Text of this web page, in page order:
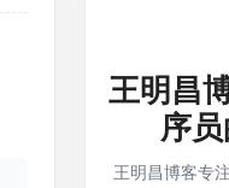
王明昌
序
王明昌博客专